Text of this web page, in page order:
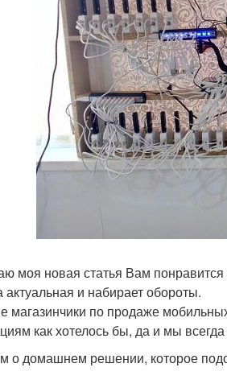
моя новая статья Вам
и набирает обороты.
магазинчики по продаже
как хотелось бы, да и мы
о домашнем решении, которое